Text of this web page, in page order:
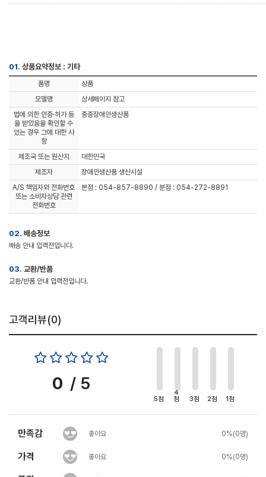
01. 상품요약정보 : 기타
품명
상품
모델명
상세페이지 참고
법에 의한 인증·허가 등
을 받았음을 확인할 수
있는 경우 그에 대한 사
항
중증장애인생산품
제조국 또는 원산지
대한민국
제조자
장애인생산품 생산시설
A/S 책임자와 전화번호
또는 소비자상담 관련
전화번호
본점 : 054-857-8890 / 분점 : 054-272-8891
02. 배송정보
배송 안내 입력전입니다.
03. 교환/반품
교환/반품 안내 입력전입니다.
고객리뷰(0)
0 / 5
5점
4
점
3점 2점 1점
만족감 좋아요 0%(0명)
가격 좋아요 0%(0명)